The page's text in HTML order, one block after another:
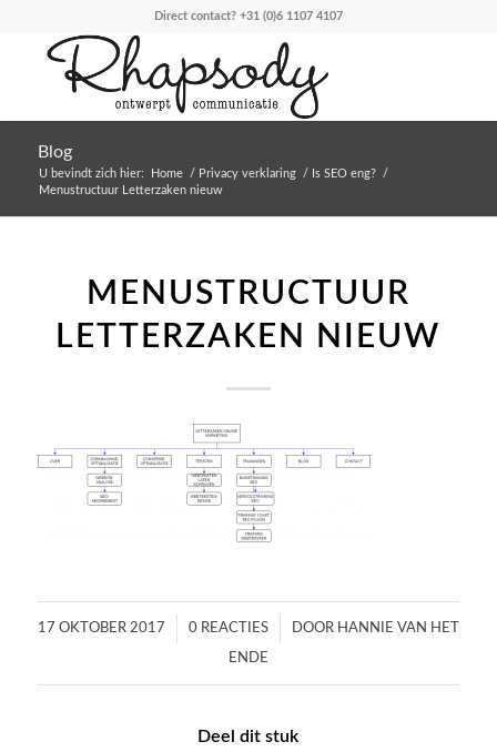
Direct contact? +31 (0)6 1107 4107
Blog
U bevindt zich hier: Home / Privacy verklaring / Is SEO eng?
/
Menustructuur Letterzaken nieuw
MENUSTRUCTUUR
LETTERZAKEN NIEUW
17 OKTOBER 2017
/ 0 REACTIES
/ DOOR HANNIE VAN HET
ENDE
Deel dit stuk